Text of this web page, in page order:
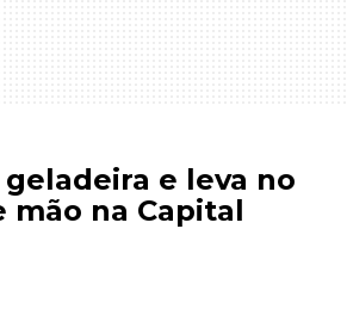
e leva no
mão na Capital